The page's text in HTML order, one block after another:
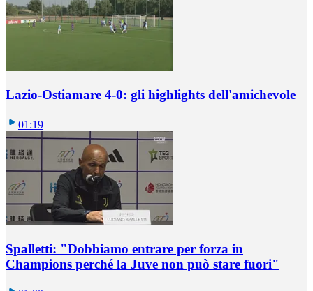
Lazio-Ostiamare 4-0: gli highlights dell'amichevole
01:19
Spalletti: "Dobbiamo entrare per forza in
Champions perché la Juve non può stare fuori"